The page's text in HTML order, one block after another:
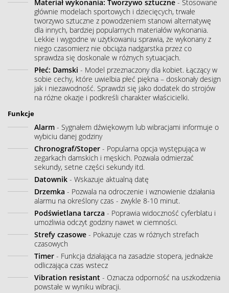
Materiał wykonania: Tworzywo sztuczne - Stosowane
głównie modelach sportowych i dziecięcych, trwałe
tworzywo sztuczne z powodzeniem stanowi alternatywę
dla innych, bardziej popularnych materiałów wykonania.
Lekkie i wygodne w użytkowaniu sprawia, że wykonany z
niego czasomierz nie obciąża nadgarstka przez co
sprawdza się doskonale w różnych sytuacjach.
Płeć: Damski - Model przeznaczony dla kobiet. Łączący w
sobie cechy, które uwielbia płeć piękna – doskonały design
jak i niezawodność. Sprawdzi się jako dodatek do strojów
na różne okazje i podkreśli charakter właścicielki.
Funkcje
Alarm - Sygnałem dźwiękowym lub wibracjami informuje o
wybiciu danej godziny
Chronograf/Stoper - Popularna opcja występująca w
zegarkach damskich i męskich. Pozwala odmierzać
sekundy, setne części sekundy itd.
Datownik - Wskazuje aktualną datę
Drzemka - Pozwala na odroczenie i wznowienie działania
alarmu na określony czas - zwykle 8-10 minut.
Podświetlana tarcza - Poprawia widoczność cyferblatu i
umożliwia odczyt godziny nawet w ciemności.
Strefy czasowe - Pokazuje czas w różnych strefach
czasowych
Timer - Funkcja działająca na zasadzie stopera, jednakże
odliczająca czas wstecz
Vibration resistant - Oznacza odporność na uszkodzenia
powstałe w wyniku wibracji.